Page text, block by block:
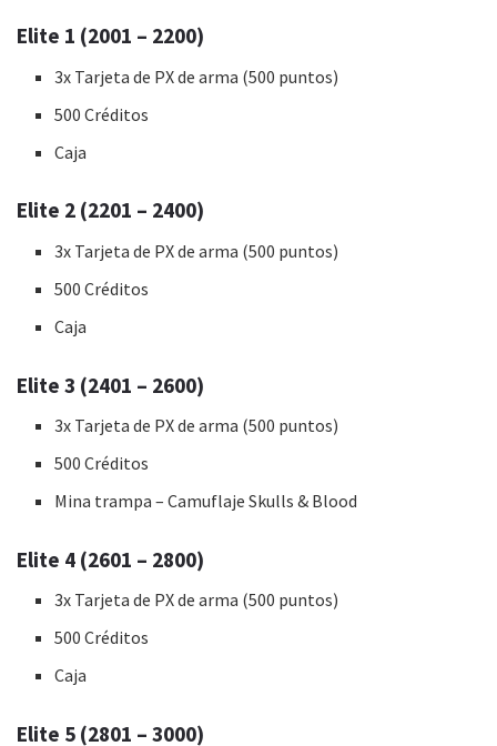
Elite 1 (2001 – 2200)
3x Tarjeta de PX de arma (500 puntos)
500 Créditos
Caja
Elite 2 (2201 – 2400)
3x Tarjeta de PX de arma (500 puntos)
500 Créditos
Caja
Elite 3 (2401 – 2600)
3x Tarjeta de PX de arma (500 puntos)
500 Créditos
Mina trampa – Camuflaje Skulls & Blood
Elite 4 (2601 – 2800)
3x Tarjeta de PX de arma (500 puntos)
500 Créditos
Caja
Elite 5 (2801 – 3000)